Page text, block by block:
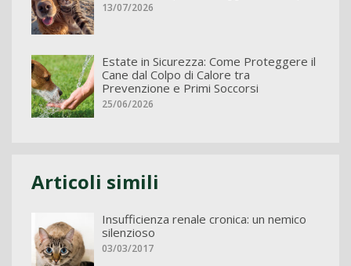
13/07/2026
Estate in Sicurezza: Come Proteggere il
Cane dal Colpo di Calore tra
Prevenzione e Primi Soccorsi
25/06/2026
Articoli simili
Insufficienza renale cronica: un nemico
silenzioso
03/03/2017